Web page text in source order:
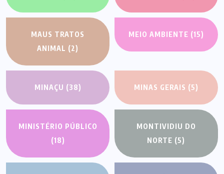
MAUS TRATOS
ANIMAL (2)
MEIO AMBIENTE (15)
MINAÇU (38) MINAS GERAIS (5)
MINISTÉRIO PÚBLICO
(18)
MONTIVIDIU DO
NORTE (5)